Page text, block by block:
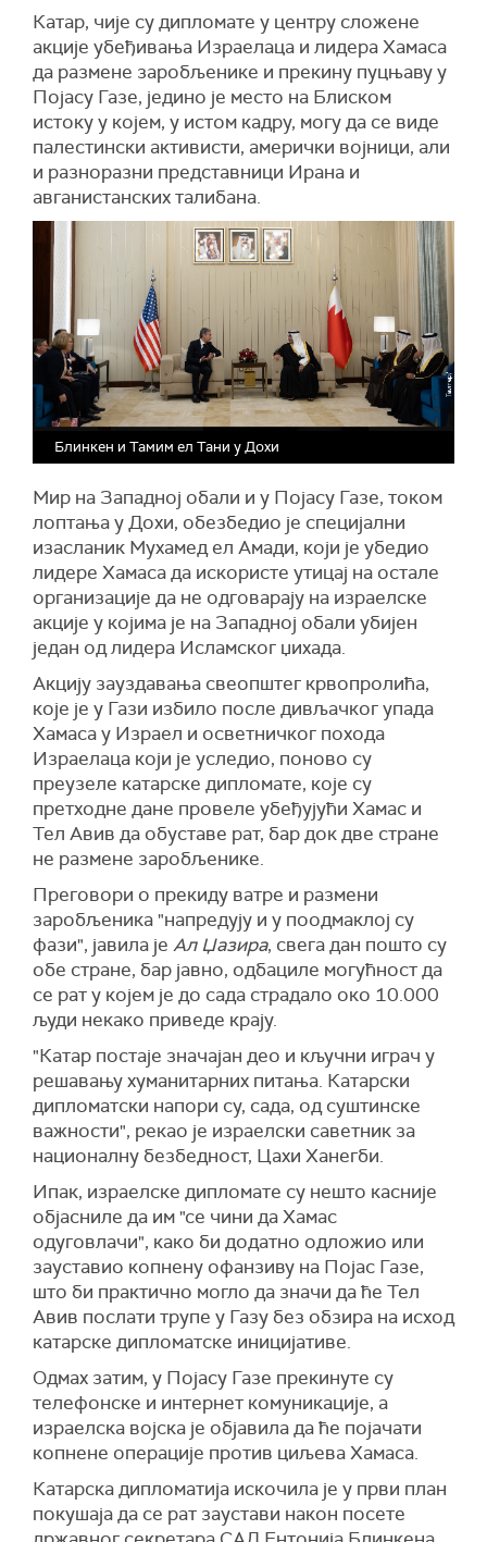
Катар, чије су дипломате у центру сложене
акције убеђивања Израелаца и лидера Хамаса
да размене заробљенике и прекину пуцњаву у
Појасу Газе, једино је место на Блиском
истоку у којем, у истом кадру, могу да се виде
палестински активисти, амерички војници, али
и разноразни представници Ирана и
авганистанских талибана.
Блинкен и Тамим ел Тани у Дохи
Мир на Западној обали и у Појасу Газе, током
лоптања у Дохи, обезбедио је специјални
изасланик Мухамед ел Амади, који је убедио
лидере Хамаса да искористе утицај на остале
организације да не одговарају на израелске
акције у којима је на Западној обали убијен
један од лидера Исламског џихада.
Акцију зауздавања свеопштег крвопролића,
које је у Гази избило после дивљачког упада
Хамаса у Израел и осветничког похода
Израелаца који је уследио, поново су
преузеле катарске дипломате, које су
претходне дане провеле убеђујући Хамас и
Тел Авив да обуставе рат, бар док две стране
не размене заробљенике.
Преговори о прекиду ватре и размени
заробљеника "напредују и у поодмаклој су
фази", јавила је Ал Џазира, свега дан пошто су
обе стране, бар јавно, одбациле могућност да
се рат у којем је до сада страдало око 10.000
људи некако приведе крају.
"Катар постаје значајан део и кључни играч у
решавању хуманитарних питања. Катарски
дипломатски напори су, сада, од суштинске
важности", рекао је израелски саветник за
националну безбедност, Цахи Ханегби.
Ипак, израелске дипломате су нешто касније
објасниле да им "се чини да Хамас
одуговлачи", како би додатно одложио или
зауставио копнену офанзиву на Појас Газе,
што би практично могло да значи да ће Тел
Авив послати трупе у Газу без обзира на исход
катарске дипломатске иницијативе.
Одмах затим, у Појасу Газе прекинуте су
телефонске и интернет комуникације, а
израелска војска је објавила да ће појачати
копнене операције против циљева Хамаса.
Катарска дипломатија искочила је у први план
покушаја да се рат заустави након посете